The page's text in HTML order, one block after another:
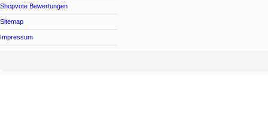
Shopvote Bewertungen
Sitemap
Impressum